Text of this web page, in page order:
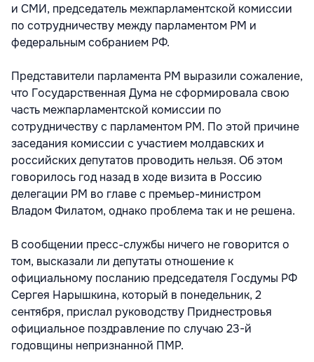
и СМИ, председатель межпарламентской комиссии
по сотрудничеству между парламентом РМ и
федеральным собранием РФ.
Представители парламента РМ выразили сожаление,
что Государственная Дума не сформировала свою
часть межпарламентской комиссии по
сотрудничеству с парламентом РМ. По этой причине
заседания комиссии с участием молдавских и
российских депутатов проводить нельзя. Об этом
говорилось год назад в ходе визита в Россию
делегации РМ во главе с премьер-министром
Владом Филатом, однако проблема так и не решена.
В сообщении пресс-службы ничего не говорится о
том, высказали ли депутаты отношение к
официальному посланию председателя Госдумы РФ
Сергея Нарышкина, который в понедельник, 2
сентября, прислал руководству Приднестровья
официальное поздравление по случаю 23-й
годовщины непризнанной ПМР.